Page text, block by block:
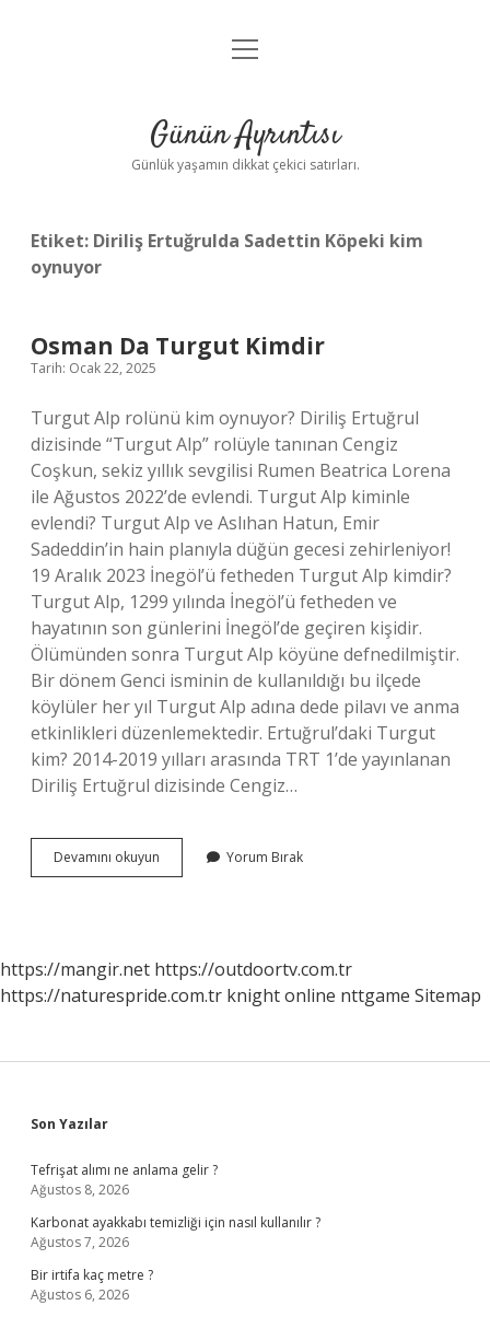
Anasayfa
Yasal Uyarı
menüyü
Günün Ayrıntısı
Günlük yaşamın dikkat çekici satırları.
Etiket: Diriliş Ertuğrulda Sadettin Köpeki kim
oynuyor
Osman Da Turgut Kimdir
Tarih: Ocak 22, 2025
Turgut Alp rolünü kim oynuyor? Diriliş Ertuğrul
dizisinde “Turgut Alp” rolüyle tanınan Cengiz
Coşkun, sekiz yıllık sevgilisi Rumen Beatrica Lorena
ile Ağustos 2022’de evlendi. Turgut Alp kiminle
evlendi? Turgut Alp ve Aslıhan Hatun, Emir
Sadeddin’in hain planıyla düğün gecesi zehirleniyor!
19 Aralık 2023 İnegöl’ü fetheden Turgut Alp kimdir?
Turgut Alp, 1299 yılında İnegöl’ü fetheden ve
hayatının son günlerini İnegöl’de geçiren kişidir.
Ölümünden sonra Turgut Alp köyüne defnedilmiştir.
Bir dönem Genci isminin de kullanıldığı bu ilçede
köylüler her yıl Turgut Alp adına dede pilavı ve anma
etkinlikleri düzenlemektedir. Ertuğrul’daki Turgut
kim? 2014-2019 yılları arasında TRT 1’de yayınlanan
Diriliş Ertuğrul dizisinde Cengiz…
Devamını okuyun
Da
Yorum Bırak
https://mangir.net https://outdoortv.com.tr
https://naturespride.com.tr knight online nttgame Sitemap
Sidebar
Son Yazılar
Tefrişat alımı ne anlama gelir ?
Ağustos 8, 2026
Karbonat ayakkabı temizliği için nasıl kullanılır ?
Ağustos 7, 2026
Bir irtifa kaç metre ?
Ağustos 6, 2026